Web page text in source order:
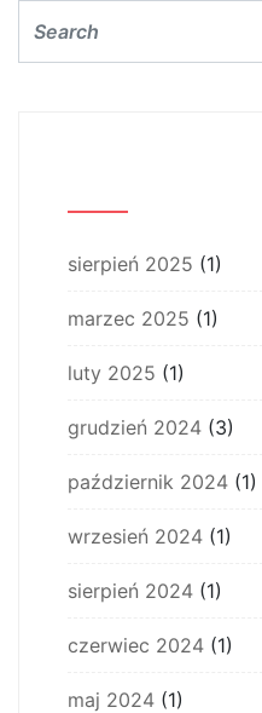
sierpień 2025 (1)
marzec 2025 (1)
luty 2025 (1)
grudzień 2024 (3)
październik 2024 (1)
wrzesień 2024 (1)
sierpień 2024 (1)
czerwiec 2024 (1)
maj 2024 (1)